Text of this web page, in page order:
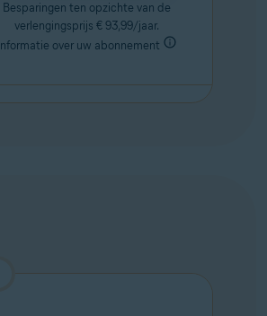
Besparingen ten opzichte van de
verlengingsprijs € 93,99/jaar.
Informatie over uw abonnement